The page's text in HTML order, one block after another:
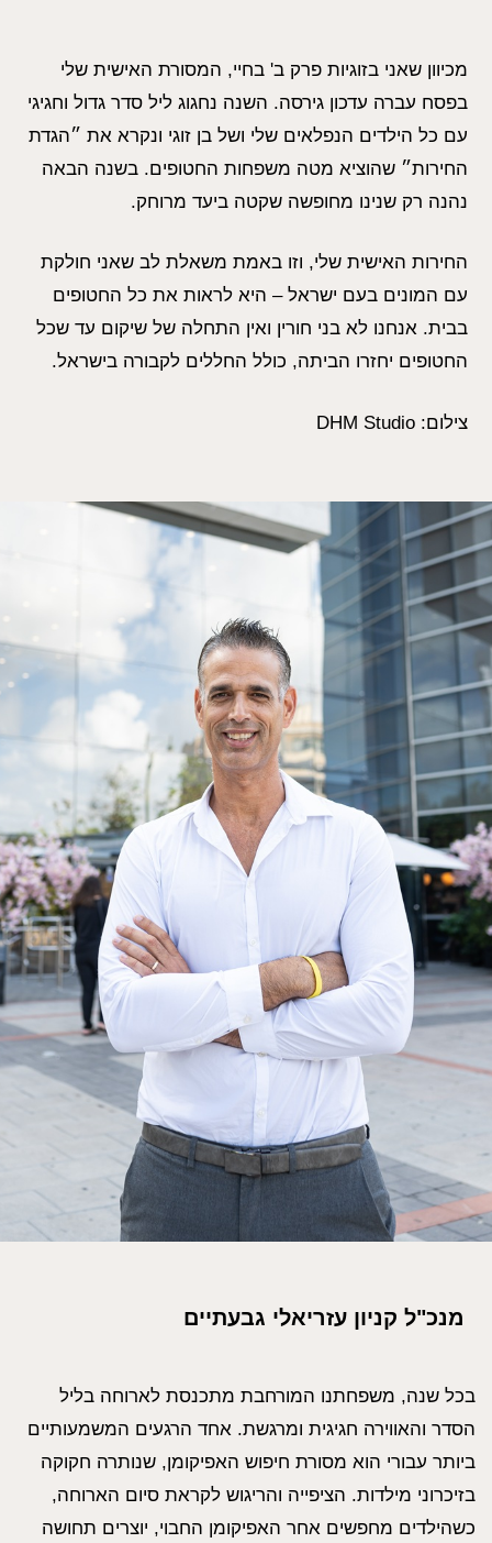
מכיוון שאני בזוגיות פרק ב' בחיי, המסורת האישית שלי
בפסח עברה עדכון גירסה. השנה נחגוג ליל סדר גדול וחגיגי
עם כל הילדים הנפלאים שלי ושל בן זוגי ונקרא את ״הגדת
החירות״ שהוציא מטה משפחות החטופים. בשנה הבאה
נהנה רק שנינו מחופשה שקטה ביעד מרוחק.
החירות האישית שלי, וזו באמת משאלת לב שאני חולקת
עם המונים בעם ישראל – היא לראות את כל החטופים
בבית. אנחנו לא בני חורין ואין התחלה של שיקום עד שכל
החטופים יחזרו הביתה, כולל החללים לקבורה בישראל.
צילום: DHM Studio
מנכ"ל קניון עזריאלי גבעתיים
בכל שנה, משפחתנו המורחבת מתכנסת לארוחה בליל
הסדר והאווירה חגיגית ומרגשת. אחד הרגעים המשמעותיים
ביותר עבורי הוא מסורת חיפוש האפיקומן, שנותרה חקוקה
בזיכרוני מילדות. הציפייה והריגוש לקראת סיום הארוחה,
כשהילדים מחפשים אחר האפיקומן החבוי, יוצרים תחושה